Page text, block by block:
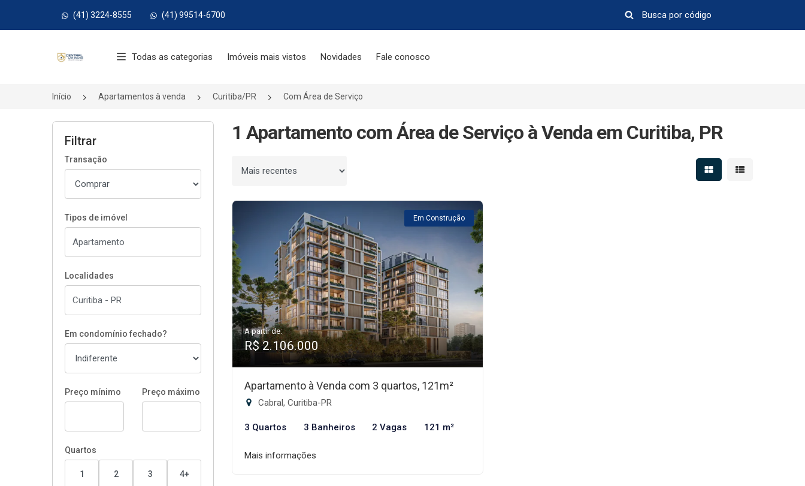
(41) 3224-8555 (41) 99514-6700
Todas as categorias Imóveis mais vistos Novidades Fale conosco
Início Apartamentos à venda Curitiba/PR Com Área de Serviço
Filtrar
Transação
Tipos de imóvel
Localidades
Em condomínio fechado?
Preço mínimo Preço máximo
Quartos
1 2 3 4+
1 Apartamento com Área de Serviço à Venda em Curitiba, PR
Ordenar por Mostrar resultados em
Mostrar
Em Construção
A partir de:
R$ 2.106.000
Apartamento à Venda com 3 quartos, 121m²
Cabral, Curitiba-PR
3 Quartos 3 Banheiros 2 Vagas 121 m²
Mais informações